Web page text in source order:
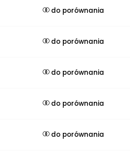
do porównania
do porównania
do porównania
do porównania
do porównania